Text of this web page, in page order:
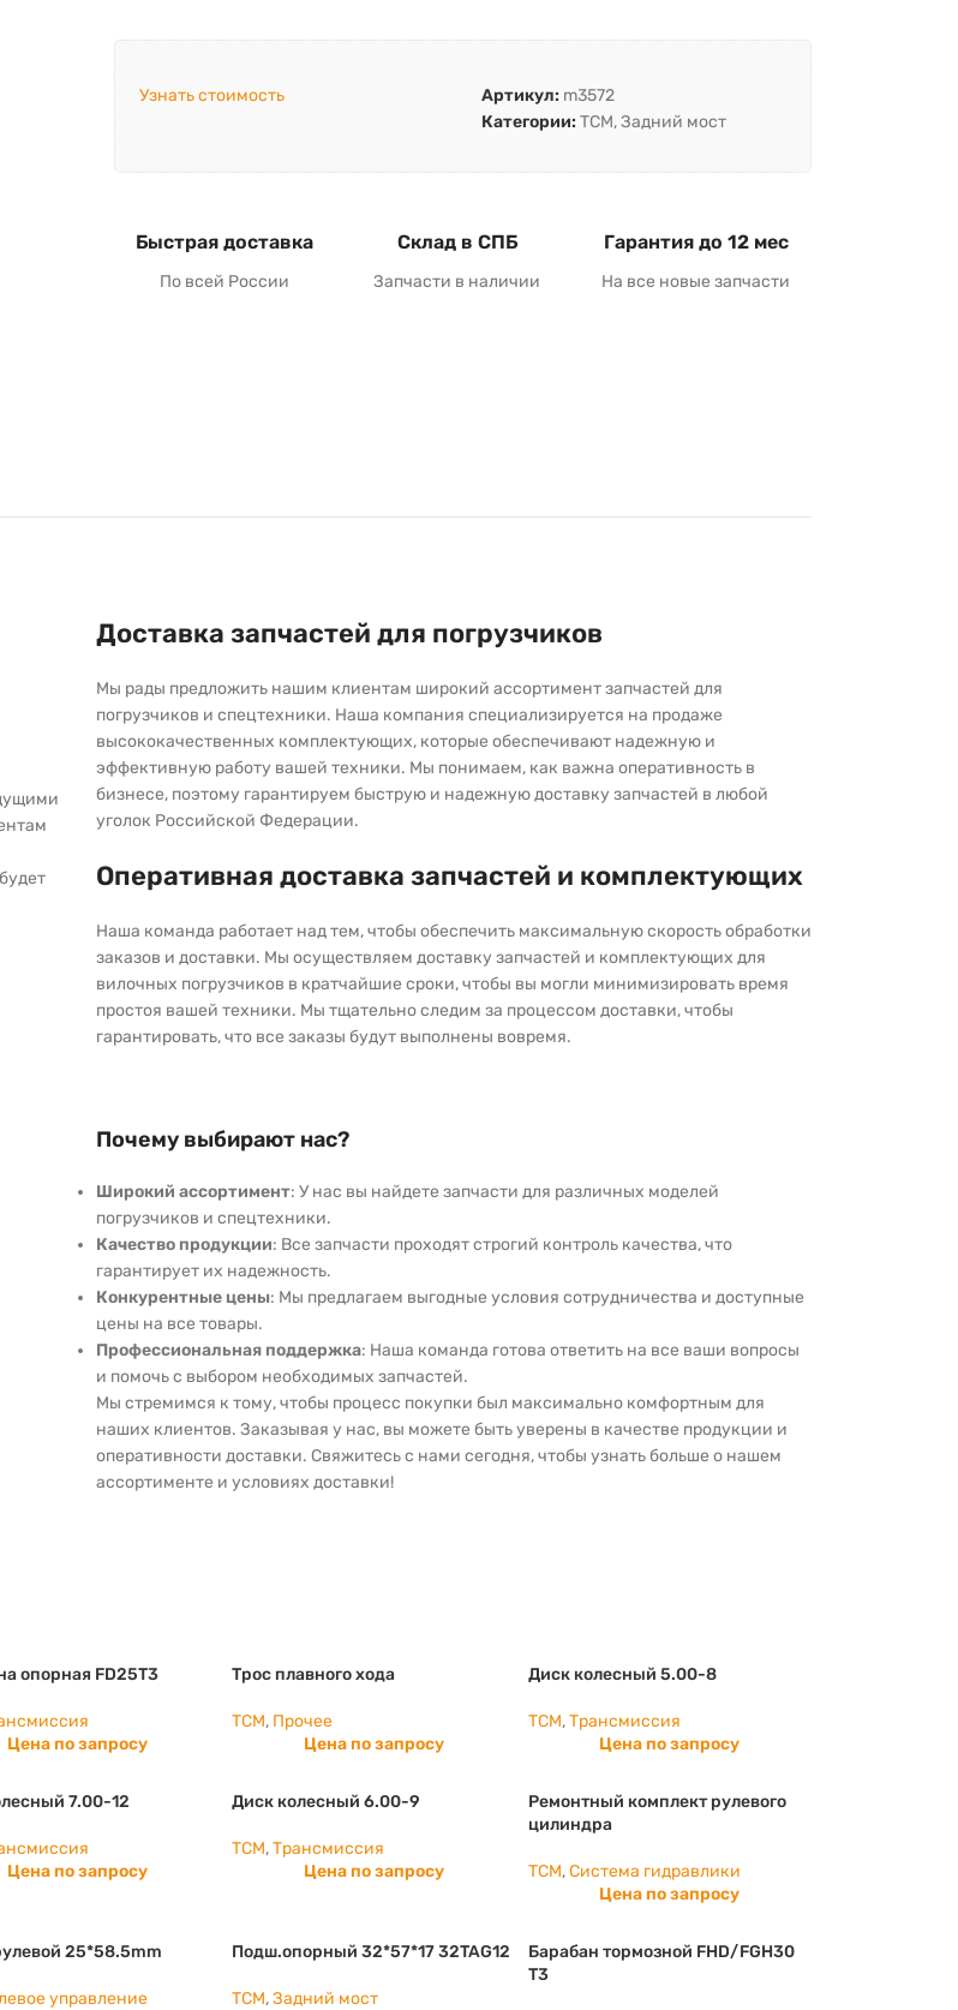
Узнать стоимость Артикул: m3572
Категории: TCM, Задний мост
Быстрая доставка
По всей России
Склад в СПБ
Запчасти в наличии
Гарантия до 12 мес
На все новые запчасти
Доставка запчастей для погрузчиков
Мы рады предложить нашим клиентам широкий ассортимент запчастей для
погрузчиков и спецтехники. Наша компания специализируется на продаже
высококачественных комплектующих, которые обеспечивают надежную и
эффективную работу вашей техники. Мы понимаем, как важна оперативность в
бизнесе, поэтому гарантируем быструю и надежную доставку запчастей в любой
уголок Российской Федерации.
Оперативная доставка запчастей и комплектующих
Наша команда работает над тем, чтобы обеспечить максимальную скорость обработки
заказов и доставки. Мы осуществляем доставку запчастей и комплектующих для
вилочных погрузчиков в кратчайшие сроки, чтобы вы могли минимизировать время
простоя вашей техники. Мы тщательно следим за процессом доставки, чтобы
гарантировать, что все заказы будут выполнены вовремя.
Почему выбирают нас?
Широкий ассортимент: У нас вы найдете запчасти для различных моделей
погрузчиков и спецтехники.
Качество продукции: Все запчасти проходят строгий контроль качества, что
гарантирует их надежность.
Конкурентные цены: Мы предлагаем выгодные условия сотрудничества и доступные
цены на все товары.
Профессиональная поддержка: Наша команда готова ответить на все ваши вопросы
и помочь с выбором необходимых запчастей.
Мы стремимся к тому, чтобы процесс покупки был максимально комфортным для
наших клиентов. Заказывая у нас, вы можете быть уверены в качестве продукции и
оперативности доставки. Свяжитесь с нами сегодня, чтобы узнать больше о нашем
ассортименте и условиях доставки!
опорная FD25T3
Цена по запросу
Трос плавного хода
TCM, Прочее
Цена по запросу
Диск колесный 5.00-8
TCM, Трансмиссия
Цена по запросу
7.00-12
Цена по запросу
Диск колесный 6.00-9
TCM,Трансмиссия
Цена по запросу
Ремонтный комплект рулевого
цилиндра
TCM, Система гидравлики
Цена по запросу
25*58.5mm
управление
Подш.опорный 32*57*17 32TAG12
TCM,Задний мост
Барабан тормозной FHD/FGH30
T3